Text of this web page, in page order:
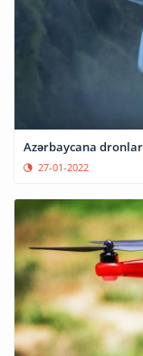
Azərbaycana
27-01-2022